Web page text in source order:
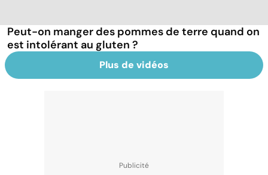
Peut-on manger des pommes de terre quand on
est intolérant au gluten ?
Plus de vidéos